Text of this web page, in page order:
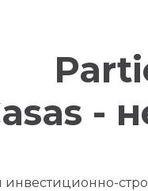
-
инвестиционно-